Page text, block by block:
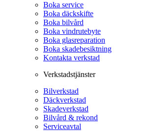
Boka service
Boka däckskifte
Boka bilvård
Boka vindrutebyte
Boka glasreparation
Boka skadebesiktning
Kontakta verkstad
Verkstadstjänster
Bilverkstad
Däckverkstad
Skadeverkstad
Bilvård & rekond
Serviceavtal